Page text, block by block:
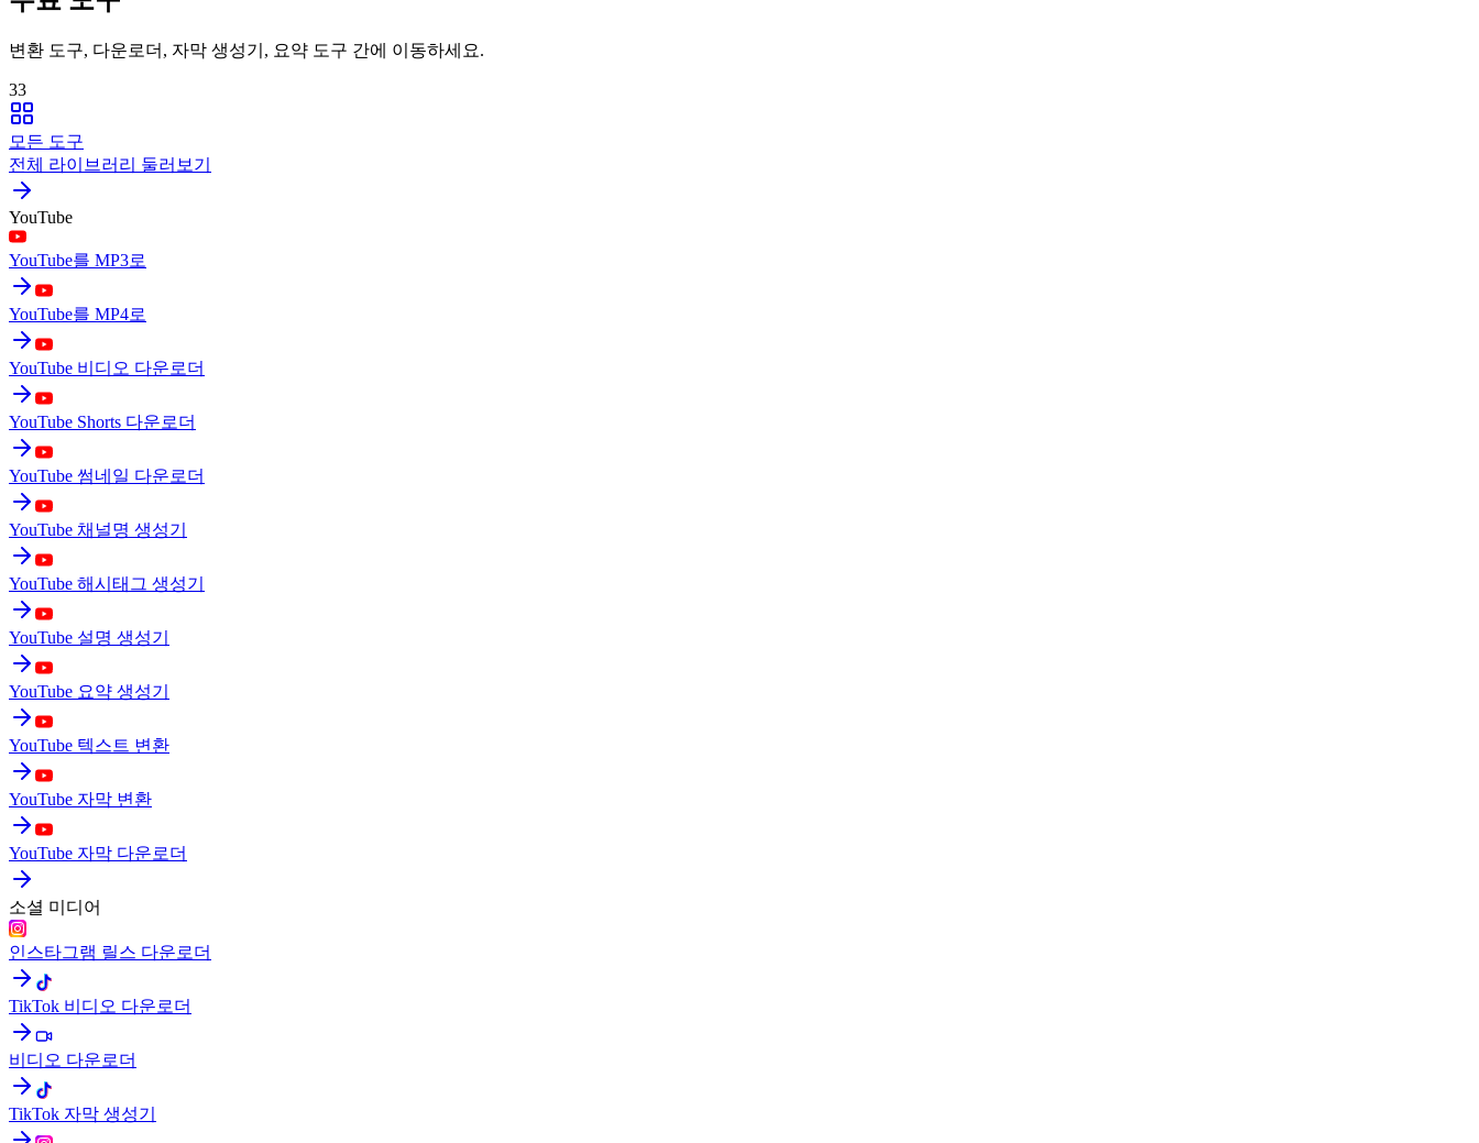
변환 도구, 다운로더, 자막 생성기, 요약 도구 간에 이동하세요.
33
모든 도구
전체 라이브러리 둘러보기
YouTube
YouTube를 MP3로
YouTube를 MP4로
YouTube 비디오 다운로더
YouTube Shorts 다운로더
YouTube 썸네일 다운로더
YouTube 채널명 생성기
YouTube 해시태그 생성기
YouTube 설명 생성기
YouTube 요약 생성기
YouTube 텍스트 변환
YouTube 자막 변환
YouTube 자막 다운로더
소셜 미디어
인스타그램 릴스 다운로더
TikTok 비디오 다운로더
비디오 다운로더
TikTok 자막 생성기